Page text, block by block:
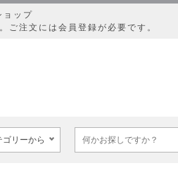
ョップ
ご注文には会員登録が必要です。